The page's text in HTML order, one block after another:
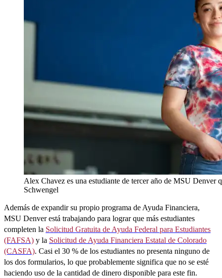
Alex Chavez es una estudiante de tercer año de MSU
Schwengel
Además de expandir su propio programa de Ayuda Financiera,
MSU Denver está trabajando para lograr que más estudiantes
completen la Solicitud Gratuita de Ayuda Federal para Estudiantes
(FAFSA) y la Solicitud de Ayuda Financiera Estatal de Colorado
(CASFA). Casi el 30 % de los estudiantes no presenta ninguno de
los dos formularios, lo que probablemente significa que no se esté
haciendo uso de la cantidad de dinero disponible para este fin.